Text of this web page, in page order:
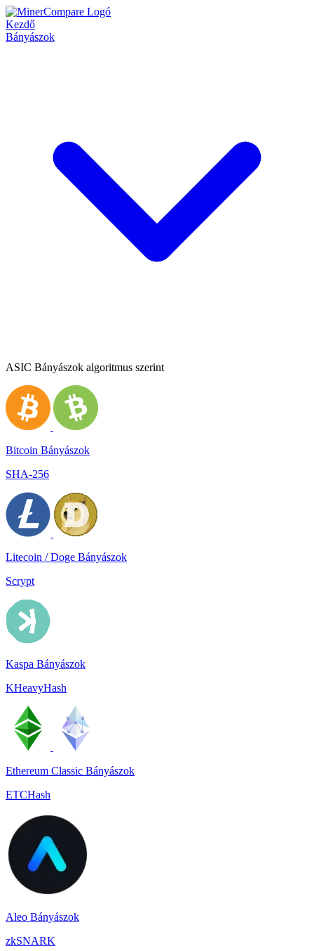
Kezdő
Bányászok
ASIC Bányászok algoritmus szerint
Bitcoin Bányászok
SHA-256
Litecoin / Doge Bányászok
Scrypt
Kaspa Bányászok
KHeavyHash
Ethereum Classic Bányászok
ETCHash
Aleo Bányászok
zkSNARK